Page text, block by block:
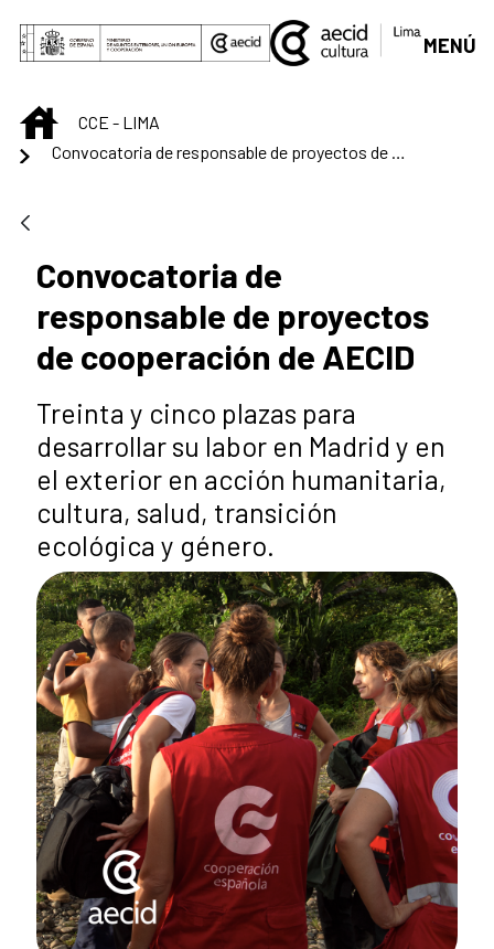
Skip to Main Content
MENÚ
INICIOCCE - LIMA
Convocatoria de responsable de proyectos de cooperación de AECID
Convocatoria de
responsable de proyectos
de cooperación de AECID
Treinta y cinco plazas para
desarrollar su labor en Madrid y en
el exterior en acción humanitaria,
cultura, salud, transición
ecológica y género.